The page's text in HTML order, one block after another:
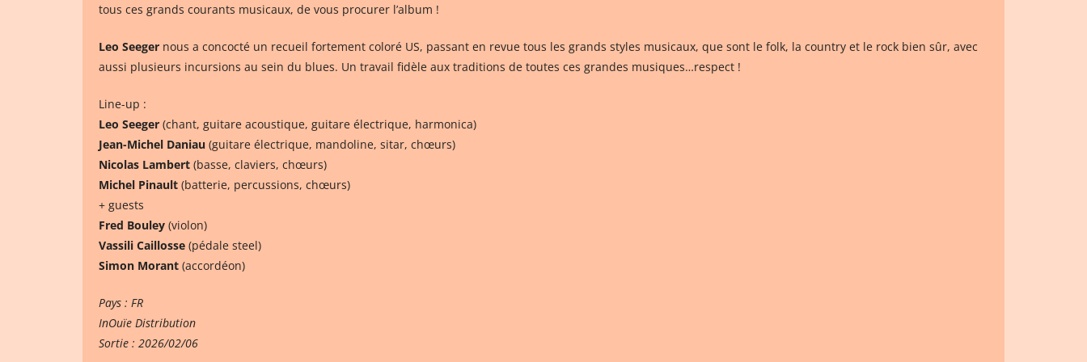
tous ces grands courants musicaux, de vous procurer l’album !
Leo Seeger nous a concocté un recueil fortement coloré US, passant en revue tous les grands styles musicaux, que sont le folk, la country et le rock bien sûr, avec
aussi plusieurs incursions au sein du blues. Un travail fidèle aux traditions de toutes ces grandes musiques…respect !
Line-up :
Leo Seeger (chant, guitare acoustique, guitare électrique, harmonica)
Jean-Michel Daniau (guitare électrique, mandoline, sitar, chœurs)
Nicolas Lambert (basse, claviers, chœurs)
Michel Pinault (batterie, percussions, chœurs)
+ guests
Fred Bouley (violon)
Vassili Caillosse (pédale steel)
Simon Morant (accordéon)
Pays : FR
InOuïe Distribution
Sortie : 2026/02/06